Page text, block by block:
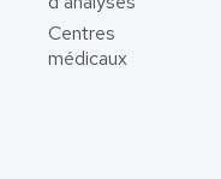
Centres
médicaux